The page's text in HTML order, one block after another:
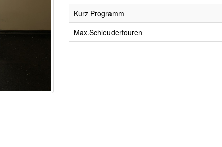
Kurz Programm
Max.Schleudertouren